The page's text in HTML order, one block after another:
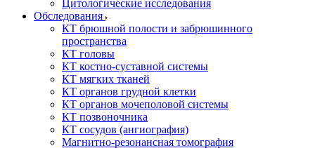
Цитологические исследования
Обследования
КТ брюшной полости и забрюшинного
пространства
КТ головы
КТ костно-суставной системы
КТ мягких тканей
КТ органов грудной клетки
КТ органов мочеполовой системы
КТ позвоночника
КТ сосудов (ангиография)
Магнитно-резонансная томография